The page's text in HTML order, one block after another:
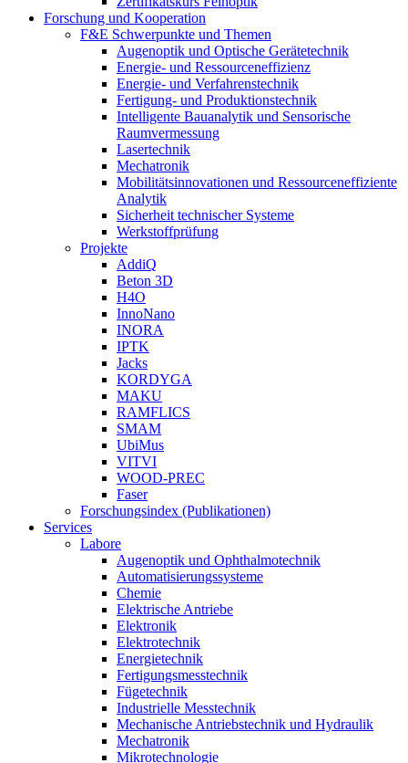
Forschung und Kooperation
F&E Schwerpunkte und Themen
Augenoptik und Optische Gerätetechnik
Energie- und Ressourceneffizienz
Energie- und Verfahrenstechnik
Fertigung- und Produktionstechnik
Intelligente Bauanalytik und Sensorische
Raumvermessung
Lasertechnik
Mechatronik
Mobilitätsinnovationen und Ressourceneffiziente
Analytik
Sicherheit technischer Systeme
Werkstoffprüfung
Projekte
AddiQ
Beton 3D
H4O
InnoNano
INORA
IPTK
Jacks
KORDYGA
MAKU
RAMFLICS
SMAM
UbiMus
VITVI
WOOD-PREC
Faser
Forschungsindex (Publikationen)
Services
Labore
Augenoptik und Ophthalmotechnik
Automatisierungssysteme
Chemie
Elektrische Antriebe
Elektronik
Elektrotechnik
Energietechnik
Fertigungsmesstechnik
Fügetechnik
Industrielle Messtechnik
Mechanische Antriebstechnik und Hydraulik
Mechatronik
Mikrotechnologie